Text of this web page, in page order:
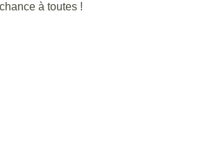
à toutes !